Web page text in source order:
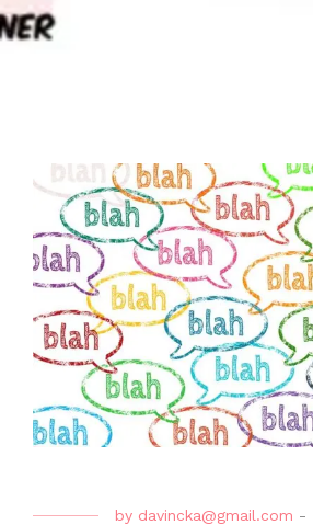
by davincka@gmail.com -